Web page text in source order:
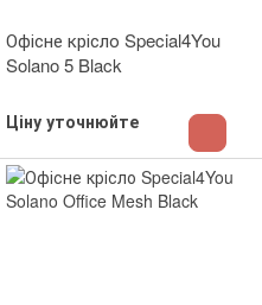
Офісне крісло Special4You
Solano 5 Black
Ціну уточнюйте